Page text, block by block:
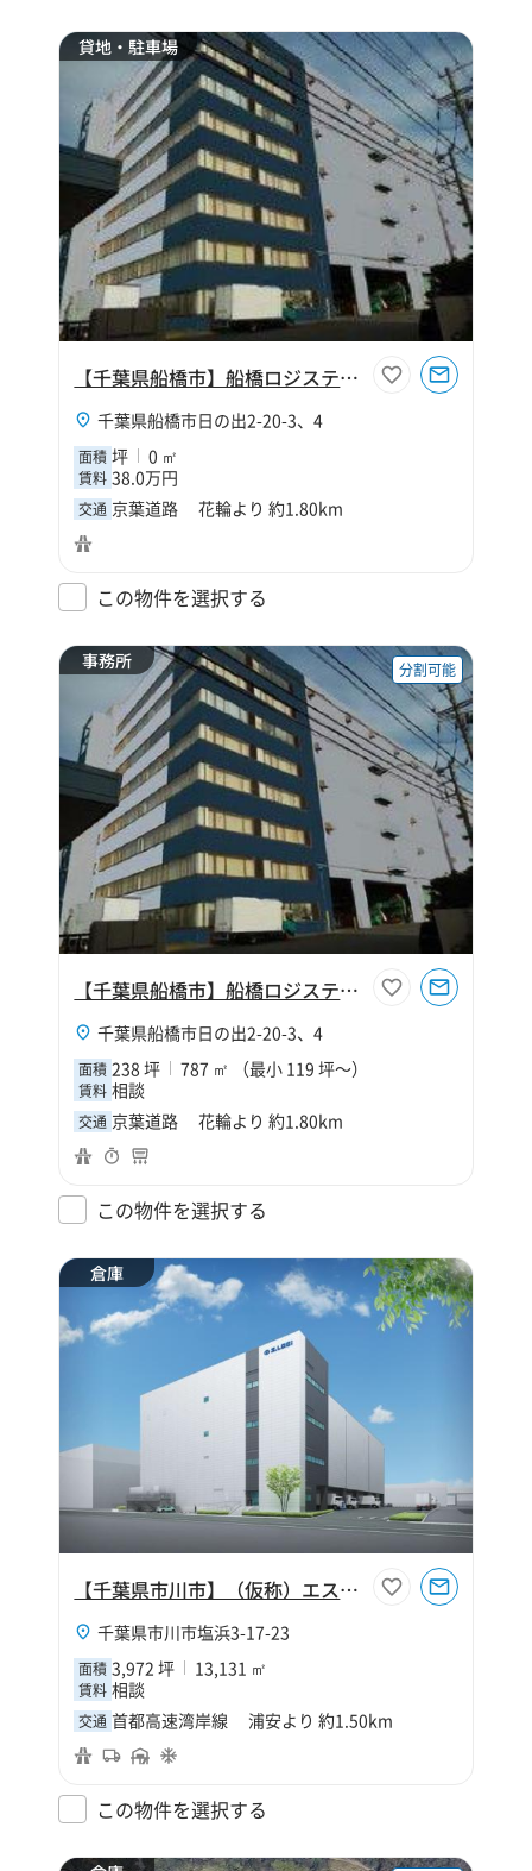
貸地・駐車場
【千葉県船橋市】船橋ロジスティクス駐車場
千葉県船橋市日の出2-20-3、4
面積 坪 0 ㎡
賃料 38.0万円
交通 京葉道路 花輪より 約1.80km
この物件を選択する
事務所 分割可能
【千葉県船橋市】船橋ロジスティクス事務所区画
千葉県船橋市日の出2-20-3、4
面積 238 坪 787 ㎡ （最小 119 坪～）
賃料 相談
交通 京葉道路 花輪より 約1.80km
この物件を選択する
倉庫
【千葉県市川市】（仮称）エスロジ市川Ⅱ期
千葉県市川市塩浜3-17-23
面積 3,972 坪 13,131 ㎡
賃料 相談
交通 首都高速湾岸線 浦安より 約1.50km
この物件を選択する